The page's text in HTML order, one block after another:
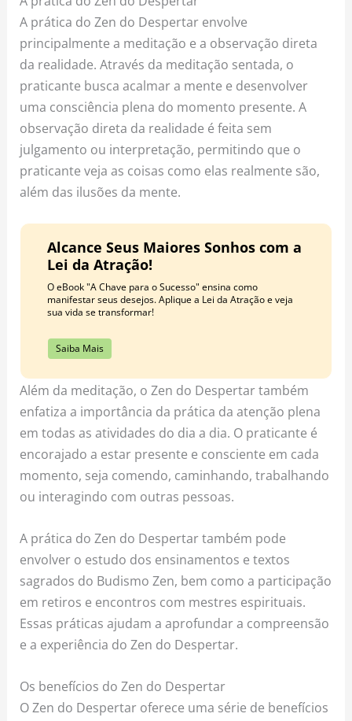
A prática do Zen do Despertar envolve
principalmente a meditação e a observação direta
da realidade. Através da meditação sentada, o
praticante busca acalmar a mente e desenvolver
uma consciência plena do momento presente. A
observação direta da realidade é feita sem
julgamento ou interpretação, permitindo que o
praticante veja as coisas como elas realmente são,
além das ilusões da mente.
Alcance Seus Maiores Sonhos com a
Lei da Atração!
O eBook "A Chave para o Sucesso" ensina como
manifestar seus desejos. Aplique a Lei da Atração e veja
sua vida se transformar!
Saiba Mais
Além da meditação, o Zen do Despertar também
enfatiza a importância da prática da atenção plena
em todas as atividades do dia a dia. O praticante é
encorajado a estar presente e consciente em cada
momento, seja comendo, caminhando, trabalhando
ou interagindo com outras pessoas.
A prática do Zen do Despertar também pode
envolver o estudo dos ensinamentos e textos
sagrados do Budismo Zen, bem como a participação
em retiros e encontros com mestres espirituais.
Essas práticas ajudam a aprofundar a compreensão
e a experiência do Zen do Despertar.
Os benefícios do Zen do Despertar
O Zen do Despertar oferece uma série de benefícios